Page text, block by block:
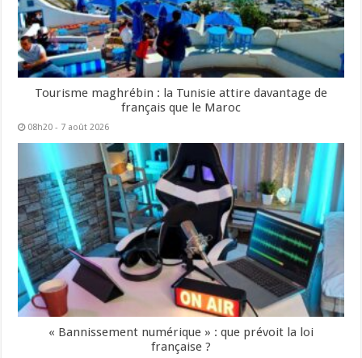
Tourisme maghrébin : la Tunisie attire davantage de
français que le Maroc
08h20 - 7 août 2026
« Bannissement numérique » : que prévoit la loi
française ?